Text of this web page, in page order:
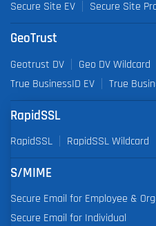
Secure Site EV
Secure Site
GeoTrust
Geotrust DV Geo DV Wildcard
True BusinessID EV
True
RapidSSL
RapidSSL RapidSSL Wildcard
S/MIME
Secure Email for Employee &
Secure Email for Individual